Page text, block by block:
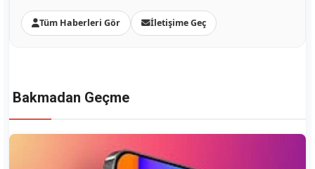
Tüm Haberleri Gör İletişime Geç
Bakmadan Geçme